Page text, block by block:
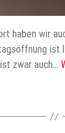
haben wir
ist zwar auch…